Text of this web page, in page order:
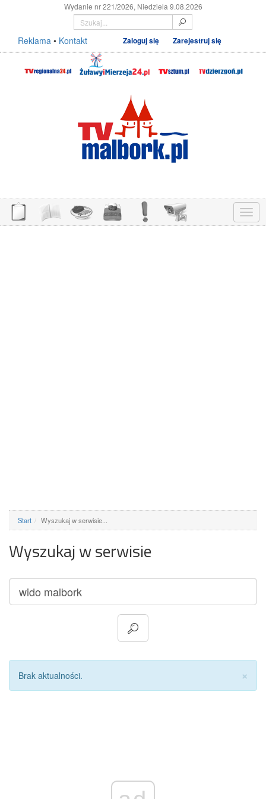
Wydanie nr 221/2026, Niedziela 9.08.2026
Reklama • Kontakt Zaloguj się Zarejestruj się
Menu
Start Wyszukaj w serwisie...
Wyszukaj w serwisie
×
Brak aktualności.